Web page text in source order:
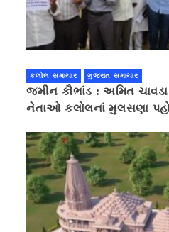
કલોલ સમાચાર ગુજરાત સમાચાર
જમીન કૌભાંડ : અમિત
નેતાઓ કલોલનાં મુલસણા